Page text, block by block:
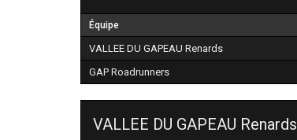
Équipe
VALLEE DU GAPEAU Renards
GAP Roadrunners
VALLEE DU GAPEAU Renards